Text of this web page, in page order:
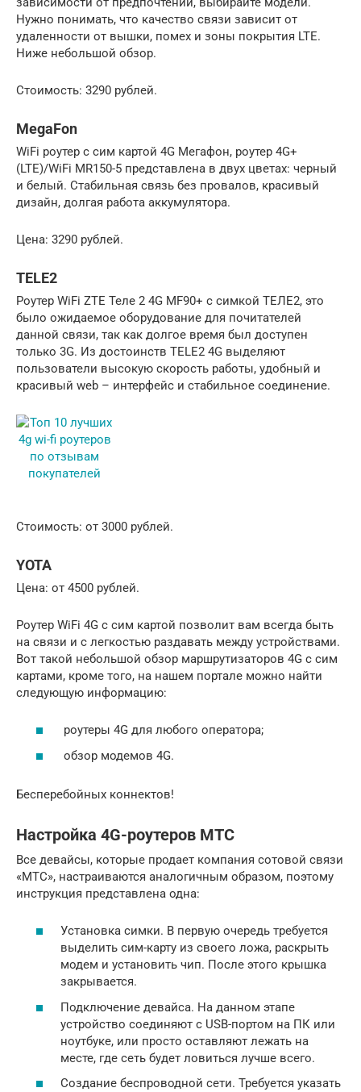
Нужно понимать, что качество связи зависит от
удаленности от вышки, помех и зоны покрытия LTE.
Ниже небольшой обзор.
Стоимость: 3290 рублей.
MegaFon
WiFi роутер с сим картой 4G Мегафон, роутер 4G+
(LTE)/WiFi MR150-5 представлена в двух цветах: черный
и белый. Стабильная связь без провалов, красивый
дизайн, долгая работа аккумулятора.
Цена: 3290 рублей.
TELE2
Роутер WiFi ZTE Теле 2 4G MF90+ с симкой ТЕЛЕ2, это
было ожидаемое оборудование для почитателей
данной связи, так как долгое время был доступен
только 3G. Из достоинств TELE2 4G выделяют
пользователи высокую скорость работы, удобный и
красивый web – интерфейс и стабильное соединение.
Стоимость: от 3000 рублей.
YOTA
Цена: от 4500 рублей.
Роутер WiFi 4G с сим картой позволит вам всегда быть
на связи и с легкостью раздавать между устройствами.
Вот такой небольшой обзор маршрутизаторов 4G с сим
картами, кроме того, на нашем портале можно найти
следующую информацию:
роутеры 4G для любого оператора;
обзор модемов 4G.
Бесперебойных коннектов!
Настройка 4G-роутеров МТС
Все девайсы, которые продает компания сотовой связи
«МТС», настраиваются аналогичным образом, поэтому
инструкция представлена одна:
Установка симки. В первую очередь требуется
выделить сим-карту из своего ложа, раскрыть
модем и установить чип. После этого крышка
закрывается.
Подключение девайса. На данном этапе
устройство соединяют с USB-портом на ПК или
ноутбуке, или просто оставляют лежать на
месте, где сеть будет ловиться лучше всего.
Создание беспроводной сети. Требуется указать